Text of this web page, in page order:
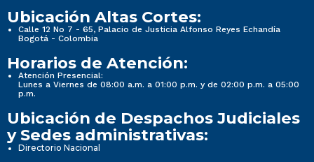
Ubicación Altas Cortes:
Calle 12 No 7 - 65, Palacio de Justicia Alfonso Reyes Echandía
Bogotá - Colombia
Horarios de Atención:
Atención Presencial:
Lunes a Viernes de 08:00 a.m. a 01:00 p.m. y de 02:00 p.m. a 05:00
p.m.
Ubicación de Despachos Judiciales
y Sedes administrativas:
Directorio Nacional